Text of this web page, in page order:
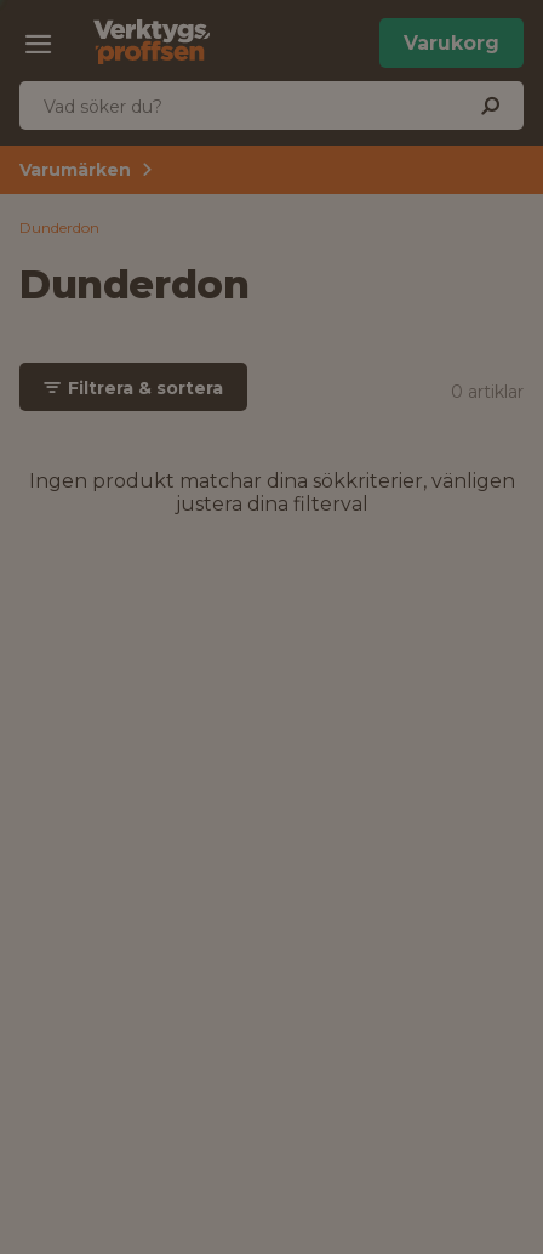
Varukorg
Varumärken
Dunderdon
Dunderdon
Filtrera & sortera 0 artiklar
Ingen produkt matchar dina sökkriterier, vänligen
justera dina filterval